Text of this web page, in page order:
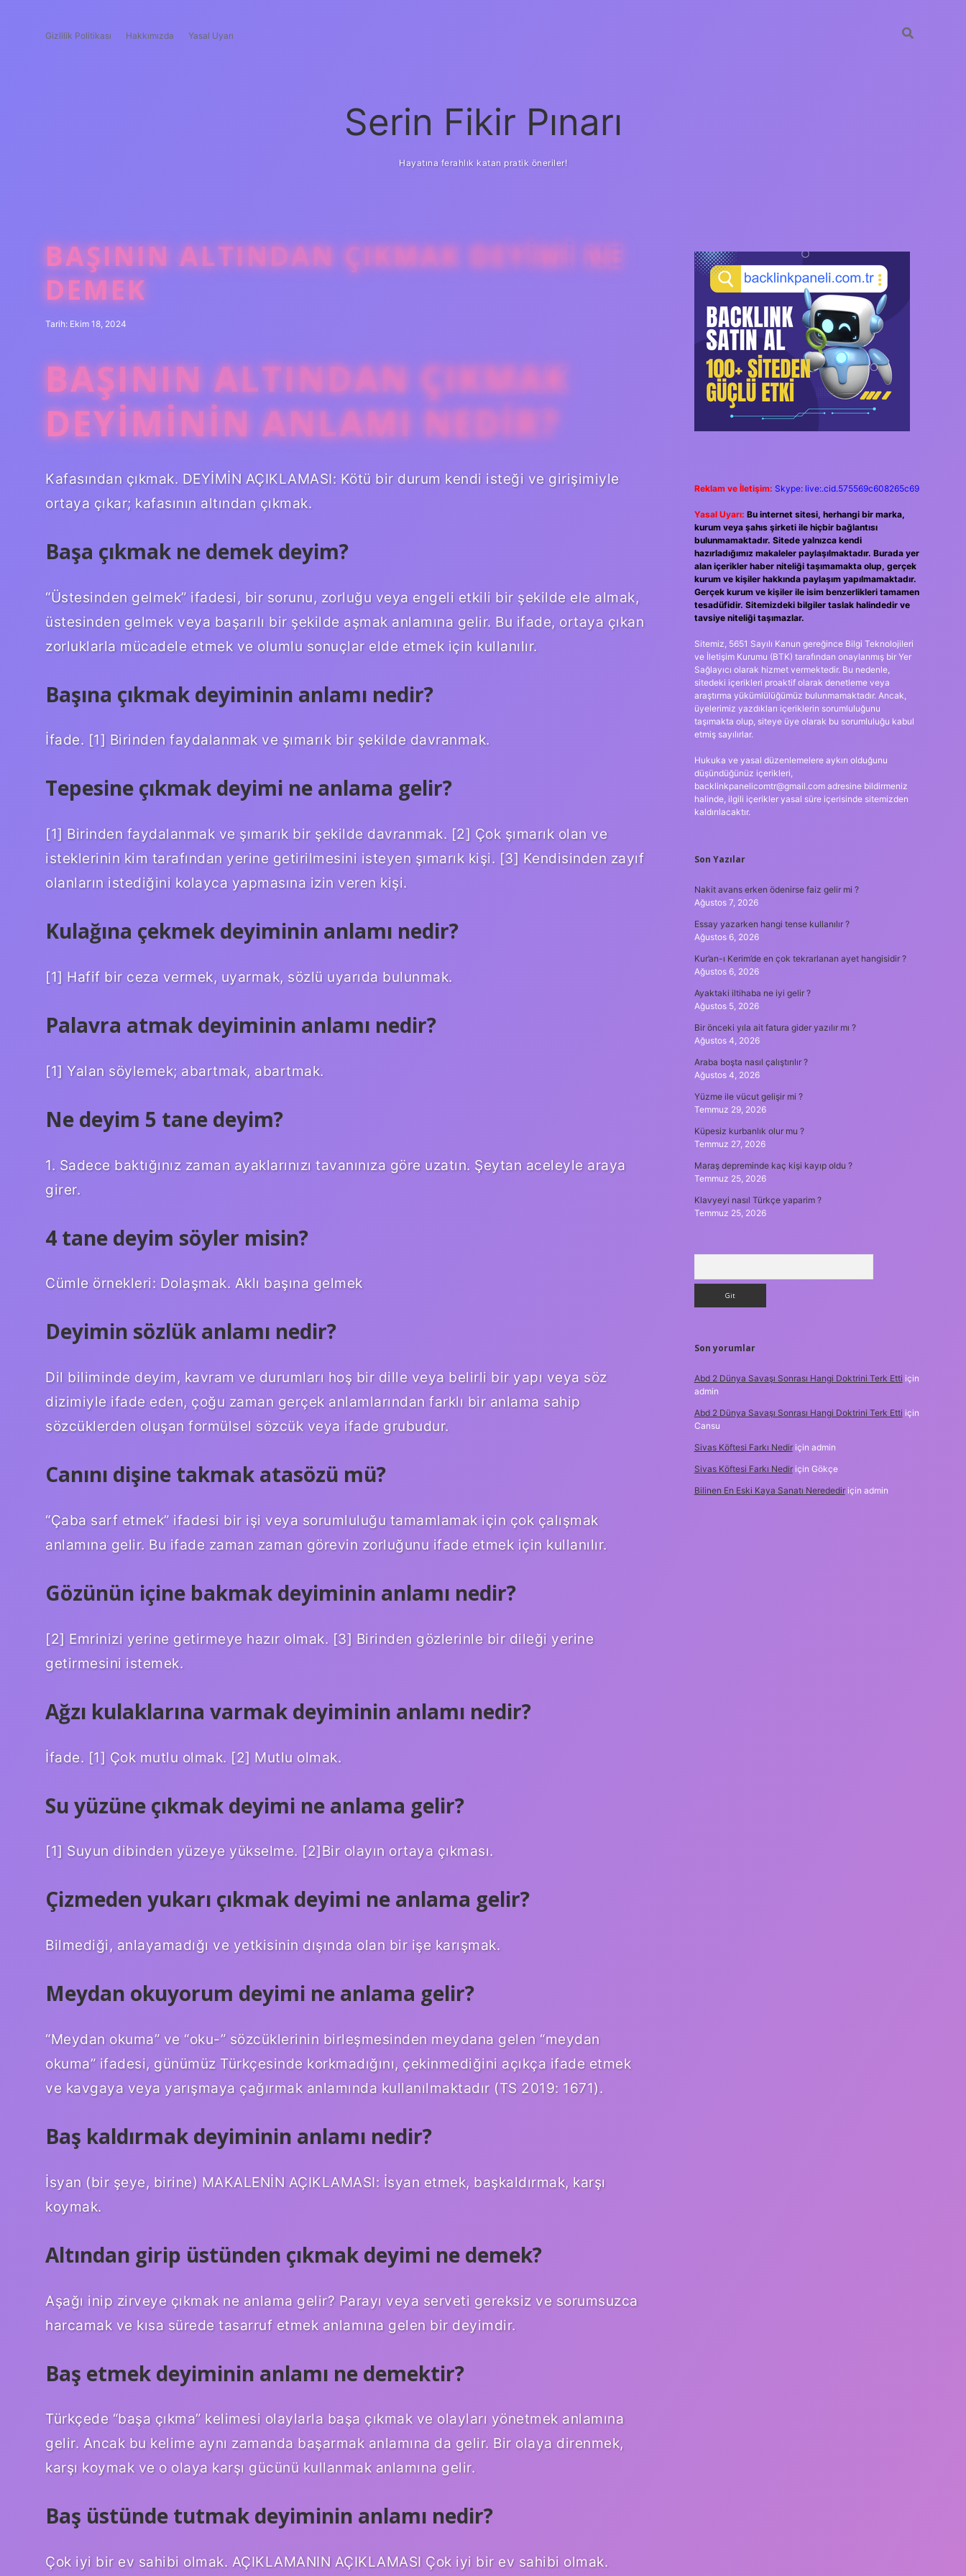
Gizlilik Politikası Hakkımızda Yasal Uyarı
Serin Fikir Pınarı
Hayatına ferahlık katan pratik öneriler!
BAŞININ ALTINDAN ÇIKMAK DEYIMI NE
DEMEK
Tarih: Ekim 18, 2024
BAŞININ ALTINDAN ÇIKMAK
DEYIMININ ANLAMI NEDIR?
Kafasından çıkmak. DEYİMİN AÇIKLAMASI: Kötü bir durum kendi isteği ve girişimiyle
ortaya çıkar; kafasının altından çıkmak.
Başa çıkmak ne demek deyim?
“Üstesinden gelmek” ifadesi, bir sorunu, zorluğu veya engeli etkili bir şekilde ele almak,
üstesinden gelmek veya başarılı bir şekilde aşmak anlamına gelir. Bu ifade, ortaya çıkan
zorluklarla mücadele etmek ve olumlu sonuçlar elde etmek için kullanılır.
Başına çıkmak deyiminin anlamı nedir?
İfade. [1] Birinden faydalanmak ve şımarık bir şekilde davranmak.
Tepesine çıkmak deyimi ne anlama gelir?
[1] Birinden faydalanmak ve şımarık bir şekilde davranmak. [2] Çok şımarık olan ve
isteklerinin kim tarafından yerine getirilmesini isteyen şımarık kişi. [3] Kendisinden zayıf
olanların istediğini kolayca yapmasına izin veren kişi.
Kulağına çekmek deyiminin anlamı nedir?
[1] Hafif bir ceza vermek, uyarmak, sözlü uyarıda bulunmak.
Palavra atmak deyiminin anlamı nedir?
[1] Yalan söylemek; abartmak, abartmak.
Ne deyim 5 tane deyim?
1. Sadece baktığınız zaman ayaklarınızı tavanınıza göre uzatın. Şeytan aceleyle araya
girer.
4 tane deyim söyler misin?
Cümle örnekleri: Dolaşmak. Aklı başına gelmek
Deyimin sözlük anlamı nedir?
Dil biliminde deyim, kavram ve durumları hoş bir dille veya belirli bir yapı veya söz
dizimiyle ifade eden, çoğu zaman gerçek anlamlarından farklı bir anlama sahip
sözcüklerden oluşan formülsel sözcük veya ifade grubudur.
Canını dişine takmak atasözü mü?
“Çaba sarf etmek” ifadesi bir işi veya sorumluluğu tamamlamak için çok çalışmak
anlamına gelir. Bu ifade zaman zaman görevin zorluğunu ifade etmek için kullanılır.
Gözünün içine bakmak deyiminin anlamı nedir?
[2] Emrinizi yerine getirmeye hazır olmak. [3] Birinden gözlerinle bir dileği yerine
getirmesini istemek.
Ağzı kulaklarına varmak deyiminin anlamı nedir?
İfade. [1] Çok mutlu olmak. [2] Mutlu olmak.
Su yüzüne çıkmak deyimi ne anlama gelir?
[1] Suyun dibinden yüzeye yükselme. [2]Bir olayın ortaya çıkması.
Çizmeden yukarı çıkmak deyimi ne anlama gelir?
Bilmediği, anlayamadığı ve yetkisinin dışında olan bir işe karışmak.
Meydan okuyorum deyimi ne anlama gelir?
“Meydan okuma” ve “oku-” sözcüklerinin birleşmesinden meydana gelen “meydan
okuma” ifadesi, günümüz Türkçesinde korkmadığını, çekinmediğini açıkça ifade etmek
ve kavgaya veya yarışmaya çağırmak anlamında kullanılmaktadır (TS 2019: 1671).
Baş kaldırmak deyiminin anlamı nedir?
İsyan (bir şeye, birine) MAKALENİN AÇIKLAMASI: İsyan etmek, başkaldırmak, karşı
koymak.
Altından girip üstünden çıkmak deyimi ne demek?
Aşağı inip zirveye çıkmak ne anlama gelir? Parayı veya serveti gereksiz ve sorumsuzca
harcamak ve kısa sürede tasarruf etmek anlamına gelen bir deyimdir.
Baş etmek deyiminin anlamı ne demektir?
Türkçede “başa çıkma” kelimesi olaylarla başa çıkmak ve olayları yönetmek anlamına
gelir. Ancak bu kelime aynı zamanda başarmak anlamına da gelir. Bir olaya direnmek,
karşı koymak ve o olaya karşı gücünü kullanmak anlamına gelir.
Baş üstünde tutmak deyiminin anlamı nedir?
Çok iyi bir ev sahibi olmak. AÇIKLAMANIN AÇIKLAMASI Çok iyi bir ev sahibi olmak.
SIDEBAR
Reklam ve İletişim: Skype: live:.cid.575569c608265c69
Yasal Uyarı: Bu internet sitesi, herhangi bir marka,
kurum veya şahıs şirketi ile hiçbir bağlantısı
bulunmamaktadır. Sitede yalnızca kendi
hazırladığımız makaleler paylaşılmaktadır. Burada yer
alan içerikler haber niteliği taşımamakta olup, gerçek
kurum ve kişiler hakkında paylaşım yapılmamaktadır.
Gerçek kurum ve kişiler ile isim benzerlikleri tamamen
tesadüfidir. Sitemizdeki bilgiler taslak halindedir ve
tavsiye niteliği taşımazlar.
Sitemiz, 5651 Sayılı Kanun gereğince Bilgi Teknolojileri
ve İletişim Kurumu (BTK) tarafından onaylanmış bir Yer
Sağlayıcı olarak hizmet vermektedir. Bu nedenle,
sitedeki içerikleri proaktif olarak denetleme veya
araştırma yükümlülüğümüz bulunmamaktadır. Ancak,
üyelerimiz yazdıkları içeriklerin sorumluluğunu
taşımakta olup, siteye üye olarak bu sorumluluğu kabul
etmiş sayılırlar.
Hukuka ve yasal düzenlemelere aykırı olduğunu
düşündüğünüz içerikleri,
backlinkpanelicomtr@gmail.comadresine bildirmeniz
halinde, ilgili içerikler yasal süre içerisinde sitemizden
kaldırılacaktır.
Son Yazılar
Nakit avans erken ödenirse faiz gelir mi ?
Ağustos 7, 2026
Essay yazarken hangi tense kullanılır ?
Ağustos 6, 2026
Kur’an-ı Kerim’de en çok tekrarlanan ayet hangisidir ?
Ağustos 6, 2026
Ayaktaki iltihaba ne iyi gelir ?
Ağustos 5, 2026
Bir önceki yıla ait fatura gider yazılır mı ?
Ağustos 4, 2026
Araba boşta nasıl çalıştırılır ?
Ağustos 4, 2026
Yüzme ile vücut gelişir mi ?
Temmuz 29, 2026
Küpesiz kurbanlık olur mu ?
Temmuz 27, 2026
Maraş depreminde kaç kişi kayıp oldu ?
Temmuz 25, 2026
Klavyeyi nasıl Türkçe yaparim ?
Temmuz 25, 2026
Son yorumlar
Abd 2 Dünya Savaşı Sonrası Hangi Doktrini Terk Etti için
admin
Abd 2 Dünya Savaşı Sonrası Hangi Doktrini Terk Etti için
Cansu
Sivas Köftesi Farkı Nediriçin admin
Sivas Köftesi Farkı Nediriçin Gökçe
Bilinen En Eski Kaya Sanatı Neredediriçin admin